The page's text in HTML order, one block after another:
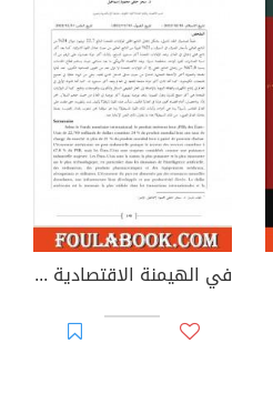
في الهيمنة الاقتصادية والسياسية للولايات المتحدة الأمريكية